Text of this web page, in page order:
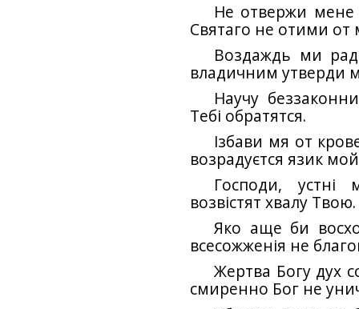
Не отвержи мене
Святаго не отими от
Воздаждь ми
владичним утверди
Научу
Тебі обратятся.
Ізбави мя от
возрадуєтся язик
Господи,
возвістят хвалу Твою.
Яко аще би
всесожженія не
Жертва Богу дух
смиренно Бог не